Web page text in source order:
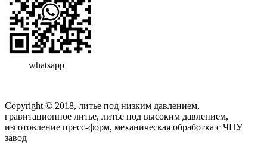
whatsapp
Copyright © 2018, литье под низким давлением,
гравитационное литье, литье под высоким давлением,
изготовление пресс-форм, механическая обработка с ЧПУ
завод